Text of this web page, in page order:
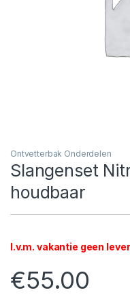
Ontvetterbak Onderdelen
Slangenset
houdbaar
I.v.m. vakantie geen
€55.00